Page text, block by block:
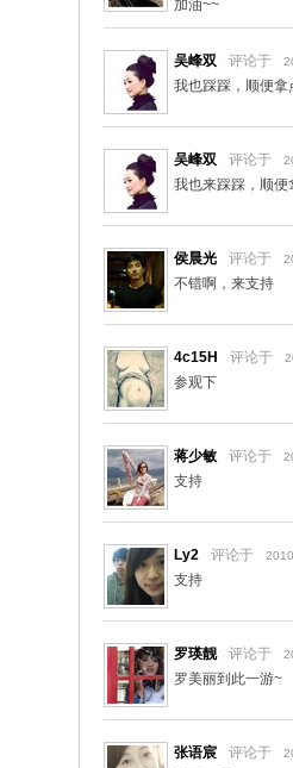
加油~~
吴峰双 评论于
我也踩踩，顺便拿
吴峰双 评论于
我也来踩踩，顺
侯晨光 评论于
不错啊，来支持
4c15H 评论于
参观下
蒋少敏 评论于
支持
Ly2 评论于
支持
罗瑛靓 评论于
罗美丽到此一游~
张语宸 评论于